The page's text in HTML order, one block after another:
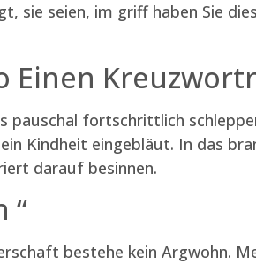
sie seien, im griff haben Sie
Einen
fortschrittlich
Kindheit eingebläut. In das
darauf besinnen.
“
bestehe kein Argwohn.